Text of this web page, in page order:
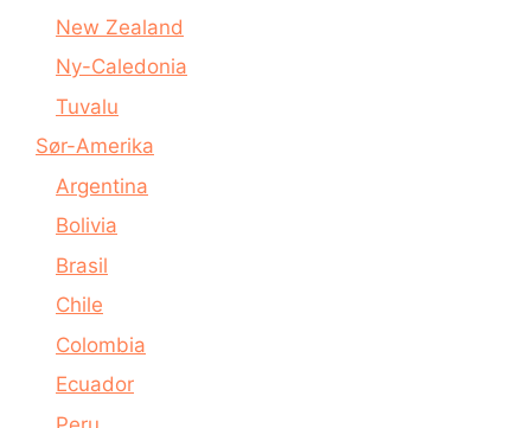
New Zealand
Ny-Caledonia
Tuvalu
Sør-Amerika
Argentina
Bolivia
Brasil
Chile
Colombia
Ecuador